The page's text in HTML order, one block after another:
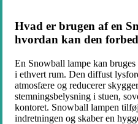
Hvad er brugen af ​​en
hvordan kan den
En Snowball lampe kan
i ethvert rum. Den diffust
atmosfære og reducerer
stemningsbelysning i stuen,
kontoret. Snowball lampen
indretningen og skaber en